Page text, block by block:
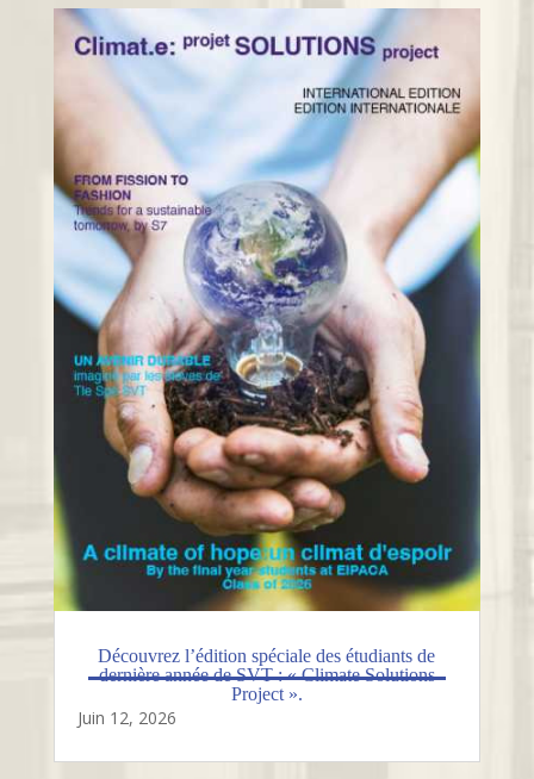
Découvrez l’édition spéciale des étudiants de
dernière année de SVT : « Climate Solutions
Project ».
Juin 12, 2026